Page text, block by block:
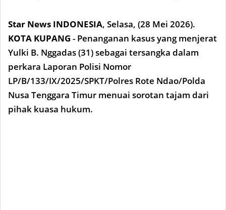
Star News INDONESIA, Selasa, (28 Mei 2026).
KOTA KUPANG - Penanganan kasus yang menjerat
Yulki B. Nggadas (31) sebagai tersangka dalam
perkara Laporan Polisi Nomor
LP/B/133/IX/2025/SPKT/Polres Rote Ndao/Polda
Nusa Tenggara Timur menuai sorotan tajam dari
pihak kuasa hukum.